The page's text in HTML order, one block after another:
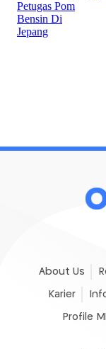
About Us
Karier
Profile